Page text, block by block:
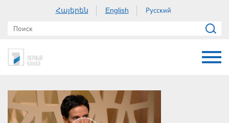
Հայերեն English Русский